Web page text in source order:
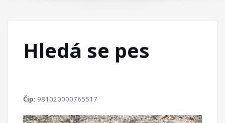
Hledá se pes
Čip: 981020000765517